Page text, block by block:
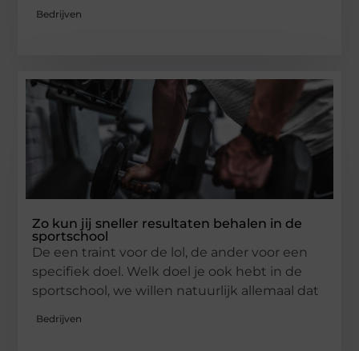
Bedrijven
Zo kun jij sneller resultaten behalen in de
sportschool
De een traint voor de lol, de ander voor een
specifiek doel. Welk doel je ook hebt in de
sportschool, we willen natuurlijk allemaal dat
Bedrijven